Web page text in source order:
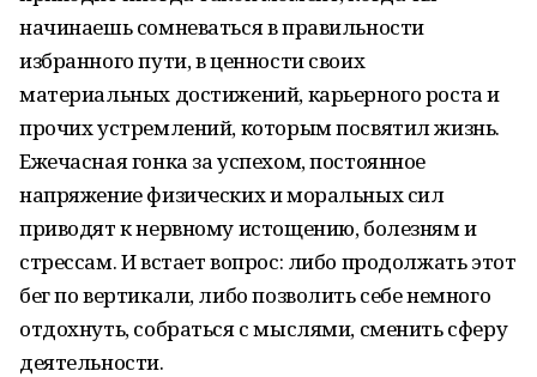
начинаешь сомневаться в правильности
избранного пути, в ценности своих
материальных достижений, карьерного роста и
прочих устремлений, которым посвятил жизнь.
Ежечасная гонка за успехом, постоянное
напряжение физических и моральных сил
приводят к нервному истощению, болезням и
стрессам. И встает вопрос: либо продолжать этот
бег по вертикали, либо позволить себе немного
отдохнуть, собраться с мыслями, сменить сферу
деятельности.